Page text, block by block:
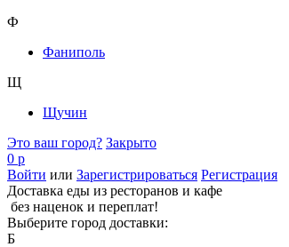
Ф
Фаниполь
Щ
Щучин
Это ваш город? Закрыто
0 р
Войти или Зарегистрироваться Регистрация
Доставка еды из ресторанов и кафе
без наценок и переплат!
Выберите город доставки:
Б